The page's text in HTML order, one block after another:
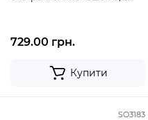
729.00 грн.
Купити
SO3183